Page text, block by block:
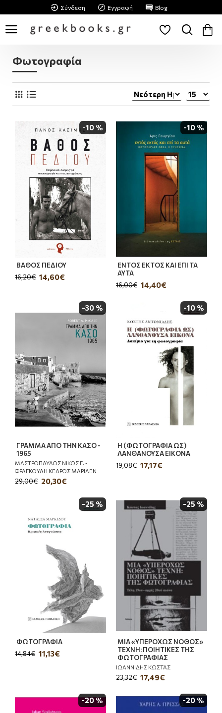
Σύνδεση Εγγραφή Blog
Φωτογραφία
-10 %
ΒΑΘΟΣ ΠΕΔΙΟΥ
14,60€
16,20€
-10 %
ΕΝΤΟΣ ΕΚΤΟΣ ΚΑΙ ΕΠΙ ΤΑ
ΑΥΤΑ
14,40€
16,00€
-30 %
ΓΡΑΜΜΑ ΑΠΟ ΤΗΝ ΚΑΣΟ -
1965
ΜΑΣΤΡΟΠΑΥΛΟΣ ΝΙΚΟΣ Γ. -
ΦΡΑΓΚΟΥΛΗ ΚΕΔΡΟΣ ΜΑΡΙΛΕΝ
20,30€
29,00€
-10 %
Η (ΦΩΤΟΓΡΑΦΙΑ ΩΣ)
ΛΑΝΘΑΝΟΥΣΑ ΕΙΚΟΝΑ
17,17€
19,08€
-25 %
ΦΩΤΟΓΡΑΦΙΑ
11,13€
14,84€
-25 %
ΜΙΑ «ΥΠΕΡΟΧΩΣ ΝΟΘΟΣ»
ΤΕΧΝΗ: ΠΟΙΗΤΙΚΕΣ ΤΗΣ
ΦΩΤΟΓΡΑΦΙΑΣ
ΙΩΑΝΝΙΔΗΣ ΚΩΣΤΑΣ
17,49€
23,32€
-20 % -20 %